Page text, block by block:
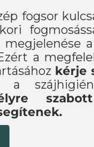
fogsor
a
kérje
a